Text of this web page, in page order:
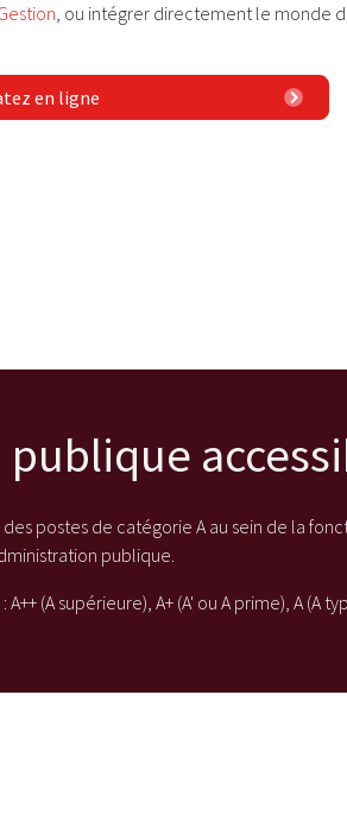
, ou intégrer directement le monde
en ligne
postes de catégorie A au sein de la
publique.
(A supérieure), A+ (A' ou A prime), A (A